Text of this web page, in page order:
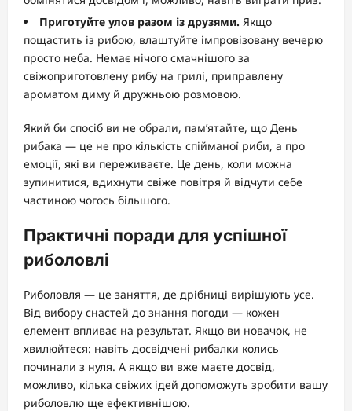
Приготуйте улов разом із друзями. Якщо
пощастить із рибою, влаштуйте імпровізовану вечерю
просто неба. Немає нічого смачнішого за
свіжоприготовлену рибу на грилі, приправлену
ароматом диму й дружньою розмовою.
Який би спосіб ви не обрали, пам’ятайте, що День
рибака — це не про кількість спійманої риби, а про
емоції, які ви переживаєте. Це день, коли можна
зупинитися, вдихнути свіже повітря й відчути себе
частиною чогось більшого.
Практичні поради для успішної
риболовлі
Риболовля — це заняття, де дрібниці вирішують усе.
Від вибору снастей до знання погоди — кожен
елемент впливає на результат. Якщо ви новачок, не
хвилюйтеся: навіть досвідчені рибалки колись
починали з нуля. А якщо ви вже маєте досвід,
можливо, кілька свіжих ідей допоможуть зробити вашу
риболовлю ще ефективнішою.